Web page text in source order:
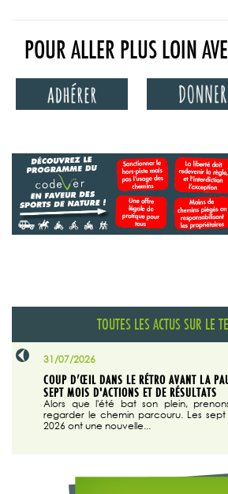
POUR ALLER PLUS LOIN
TOUTES LES ACTUS SUR LE
31/07/2026
COUP D’ŒIL DANS LE RÉTRO AVANT LA
SEPT MOIS D'ACTIONS ET DE RÉSULTATS
Alors que l'été bat son plein,
regarder le chemin parcouru. Les
2026 ont une nouvelle...